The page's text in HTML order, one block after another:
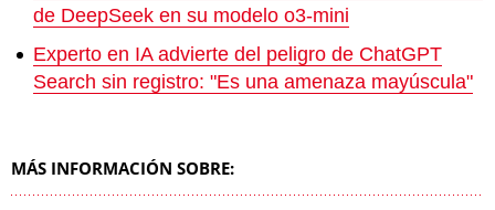
de DeepSeek en su modelo o3-mini
Experto en IA advierte del peligro de ChatGPT
Search sin registro: "Es una amenaza mayúscula"
MÁS INFORMACIÓN SOBRE: